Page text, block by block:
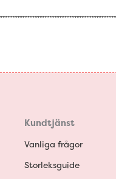
Kundtjänst
Vanliga frågor
Storleksguide